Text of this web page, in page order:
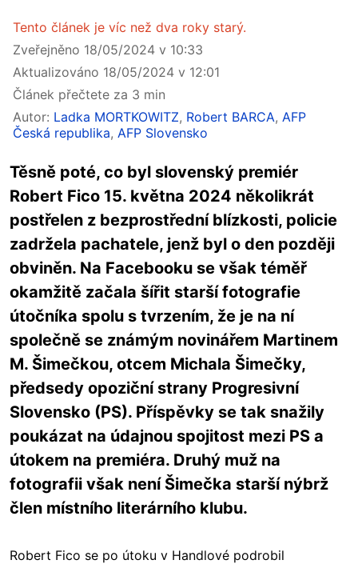
Tento článek je víc než dva roky starý.
Zveřejněno 18/05/2024 v 10:33
Aktualizováno 18/05/2024 v 12:01
Článek přečtete za 3 min
Autor: Ladka MORTKOWITZ, Robert BARCA, AFP
Česká republika, AFP Slovensko
Těsně poté, co byl slovenský premiér
Robert Fico 15. května 2024 několikrát
postřelen z bezprostřední blízkosti, policie
zadržela pachatele, jenž byl o den později
obviněn. Na Facebooku se však téměř
okamžitě začala šířit starší fotografie
útočníka spolu s tvrzením, že je na ní
společně se známým novinářem Martinem
M. Šimečkou, otcem Michala Šimečky,
předsedy opoziční strany Progresivní
Slovensko (PS). Příspěvky se tak snažily
poukázat na údajnou spojitost mezi PS a
útokem na premiéra. Druhý muž na
fotografii však není Šimečka starší nýbrž
člen místního literárního klubu.
Robert Fico se po útoku v Handlové podrobil